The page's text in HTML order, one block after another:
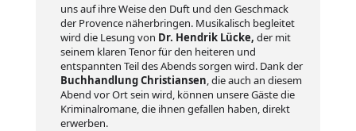
uns auf ihre Weise den Duft und den Geschmack
der Provence näherbringen. Musikalisch begleitet
wird die Lesung von Dr. Hendrik Lücke, der mit
seinem klaren Tenor für den heiteren und
entspannten Teil des Abends sorgen wird. Dank der
Buchhandlung Christiansen, die auch an diesem
Abend vor Ort sein wird, können unsere Gäste die
Kriminalromane, die ihnen gefallen haben, direkt
erwerben.